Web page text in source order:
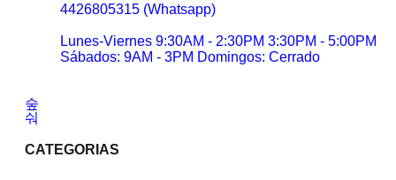
4426805315 (Whatsapp)
Lunes-Viernes 9:30AM - 2:30PM 3:30PM - 5:00PM
Sábados: 9AM - 3PM Domingos: Cerrado
CATEGORIAS